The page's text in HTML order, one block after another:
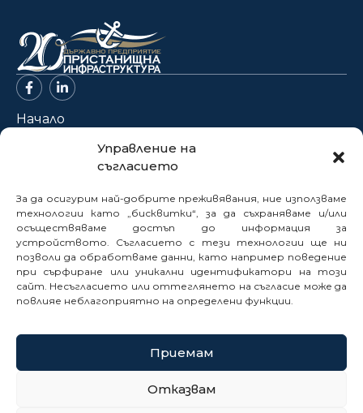
Управление на
съгласието
За да осигурим най-добрите преживявания, ние използваме
технологии като „бисквитки“, за да съхраняваме и/или
осъществяваме достъп до информация за
устройството. Съгласието с тези технологии ще ни
позволи да обработваме данни, като например поведение
при сърфиране или уникални идентификатори на този
сайт. Несъгласието или оттеглянето на съгласие може да
повлияе неблагоприятно на определени функции.
Приемам
Отказвам
Начало
Новини
Нормативна база
Електронни услуги
Профил на купувача
Кариери
Контакти